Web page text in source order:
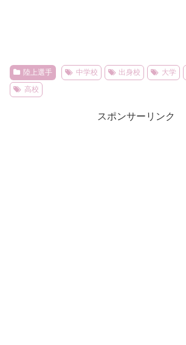
陸上選手 中学校 出身校 大学
高校
スポンサーリンク